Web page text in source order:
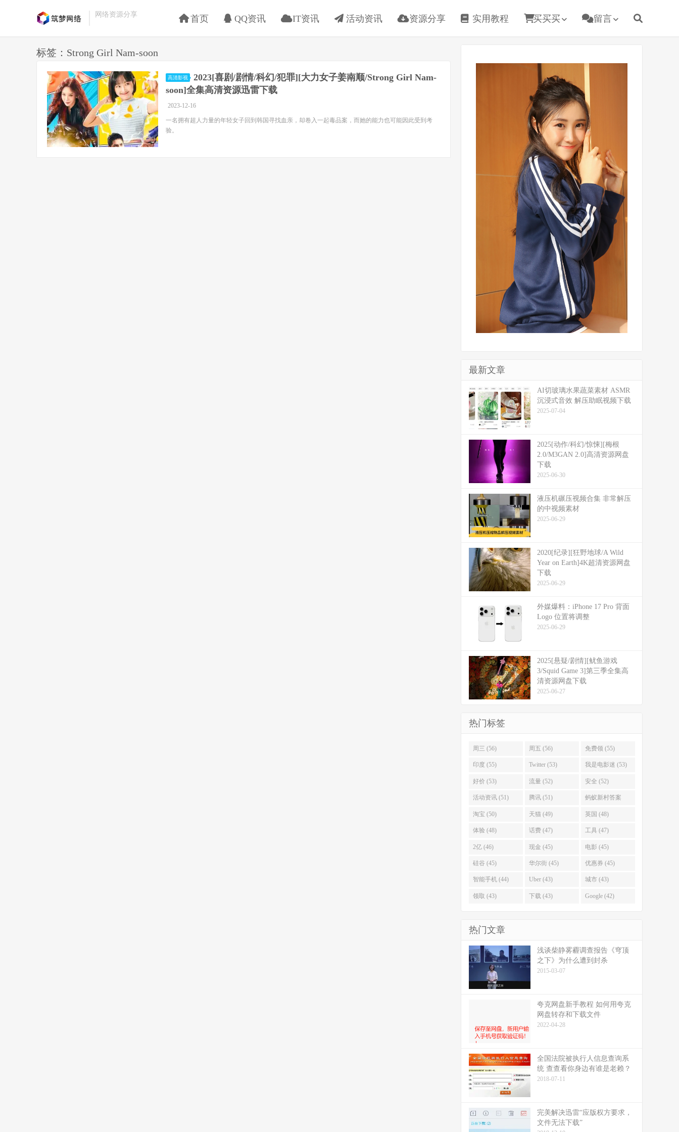
网络资源分享 首页 QQ资讯 IT资讯 活动资讯 资源分享 实用教程 买买买 留言
标签：Strong Girl Nam-soon
高清影视
2023[喜剧/剧情/科幻/犯罪][大力女子姜南顺/Strong Girl Nam-
soon]全集高清资源迅雷下载
2023-12-16
一名拥有超人力量的年轻女子回到韩国寻找血亲，却卷入一起毒品案，而她的能力也可能因此受到考
验。
最新文章
​​AI切玻璃水果蔬菜素材 ASMR
沉浸式音效 解压助眠视频下载
2025-07-04
2025[动作/科幻/惊悚][梅根
2.0/M3GAN 2.0]高清资源网盘
下载
2025-06-30
液压机碾压视频合集 非常解压
的中视频素材
2025-06-29
2020[纪录][狂野地球/A Wild
Year on Earth]4K超清资源网盘
下载
2025-06-29
外媒爆料：​​iPhone 17 Pro 背面
Logo 位置将调整​​
2025-06-29
2025[悬疑/剧情][鱿鱼游戏
3/Squid Game 3]第三季全集高
清资源网盘下载
2025-06-27
热门标签
周三 (56) 周五 (56) 免费领 (55)
印度 (55) Twitter (53) 我是电影迷 (53)
好价 (53) 流量 (52) 安全 (52)
活动资讯 (51) 腾讯 (51) 蚂蚁新村答案
(51)
淘宝 (50) 天猫 (49) 英国 (48)
体验 (48) 话费 (47) 工具 (47)
2亿 (46) 现金 (45) 电影 (45)
硅谷 (45) 华尔街 (45) 优惠券 (45)
智能手机 (44) Uber (43) 城市 (43)
领取 (43) 下载 (43) Google (42)
热门文章
浅谈柴静雾霾调查报告《穹顶
之下》为什么遭到封杀
2015-03-07
夸克网盘新手教程 如何用夸克
网盘转存和下载文件
2022-04-28
全国法院被执行人信息查询系
统 查查看你身边有谁是老赖？
2018-07-11
完美解决迅雷“应版权方要求，
文件无法下载”